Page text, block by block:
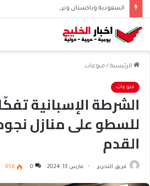
الرئيسية / منوعات
منوعات
الشرطة الإسبانية
للسطو على منازل
القدم
فريق التحرير مارس 13, 2024 0
656